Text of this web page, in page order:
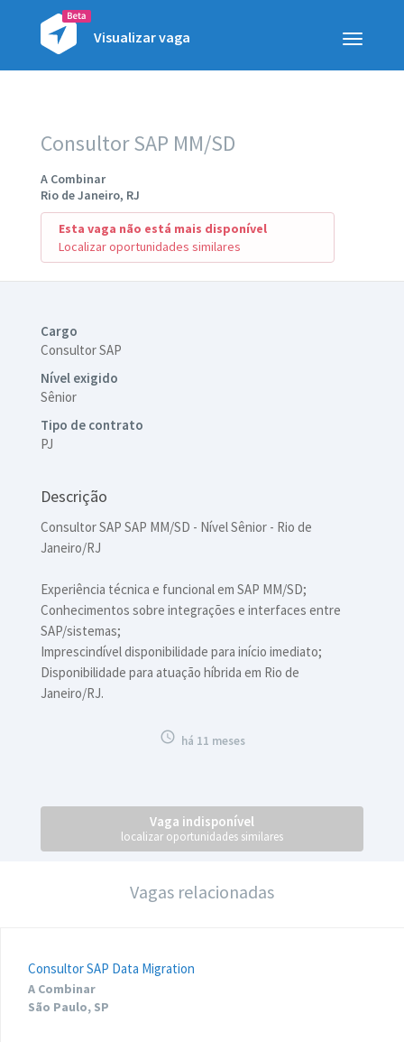
Toggle
Visualizar vaga
Consultor SAP MM/SD
A Combinar
Rio de Janeiro, RJ
Esta vaga não está mais disponível
Localizar oportunidades similares
Cargo
Consultor SAP
Nível exigido
Sênior
Tipo de contrato
PJ
Descrição
Consultor SAP SAP MM/SD - Nível Sênior - Rio de
Janeiro/RJ
Experiência técnica e funcional em SAP MM/SD;
Conhecimentos sobre integrações e interfaces entre
SAP/sistemas;
Imprescindível disponibilidade para início imediato;
Disponibilidade para atuação híbrida em Rio de
Janeiro/RJ.
 há 11 meses
Vaga indisponível
localizar oportunidades similares
Vagas relacionadas
Consultor SAP Data Migration
A Combinar
São Paulo, SP